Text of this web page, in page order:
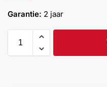
Garantie: 2 jaar